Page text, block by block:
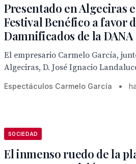
Presentado en Algeciras
Festival Benéfico a favor
Damnificados de la DANA
El empresario Carmelo García,
Algeciras, D. José Ignacio
Espectáculos Carmelo García •
SOCIEDAD
El inmenso ruedo de la